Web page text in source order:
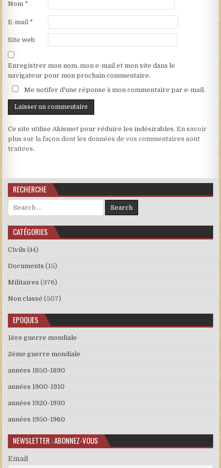
Nom *
E-mail *
Site web
Enregistrer mon nom, mon e-mail et mon site dans le
navigateur pour mon prochain commentaire.
Me notifer d'une réponse à mon commentaire par e-mail.
Ce site utilise Akismet pour réduire les indésirables.En savoir
plus sur la façon dont les données de vos commentaires sont
traitées.
RECHERCHE
Search for:
CATÉGORIES
Civils (44)
Documents (15)
Militaires (376)
Non classé (507)
EPOQUES
1ère guerre mondiale
2ème guerre mondiale
années 1850-1890
années 1900-1910
années 1920-1930
années 1950-1960
NEWSLETTER : ABONNEZ-VOUS
Email